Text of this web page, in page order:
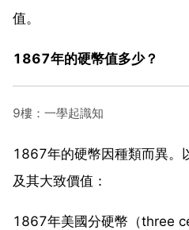
值。
1867年的硬幣值多少？
9樓：一學起識知
1867年的硬幣因種類而異。
及其大致價值：
1867年美國分硬幣（three